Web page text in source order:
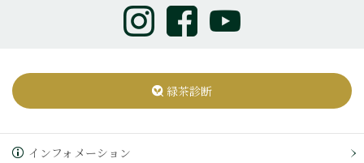
緑茶診断
インフォメーション